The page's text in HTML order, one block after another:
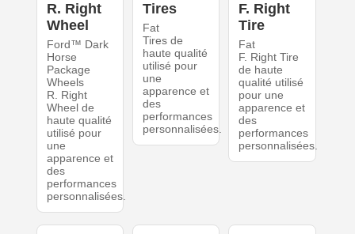
R. Right
Wheel
Ford™ Dark
Horse
Package
Wheels
R. Right
Wheel de
haute qualité
utilisé pour
une
apparence et
des
performances
personnalisées.
Tires
Fat
Tires de
haute qualité
utilisé pour
une
apparence et
des
performances
personnalisées.
F. Right
Tire
Fat
F. Right Tire
de haute
qualité utilisé
pour une
apparence et
des
performances
personnalisées.